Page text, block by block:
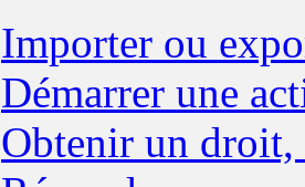
Importer ou
Démarrer une
Obtenir un droit,